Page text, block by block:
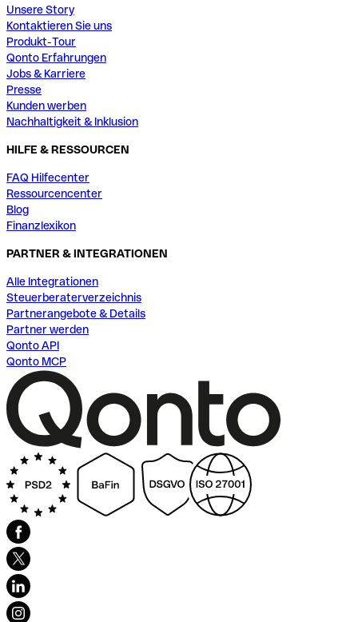
Unsere Story
Kontaktieren Sie uns
Produkt-Tour
Qonto Erfahrungen
Jobs & Karriere
Presse
Kunden werben
Nachhaltigkeit & Inklusion
HILFE & RESSOURCEN
FAQ Hilfecenter
Ressourcencenter
Blog
Finanzlexikon
PARTNER & INTEGRATIONEN
Alle Integrationen
Steuerberaterverzeichnis
Partnerangebote & Details
Partner werden
Qonto API
Qonto MCP